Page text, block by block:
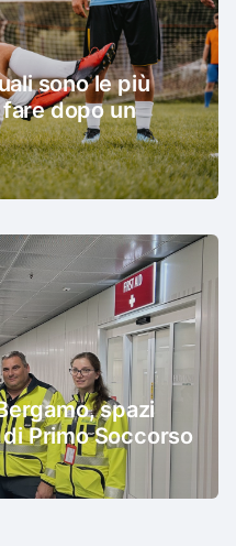
sono le più
dopo un
spazi
Primo Soccorso